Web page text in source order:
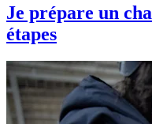
Je prépare un
étapes